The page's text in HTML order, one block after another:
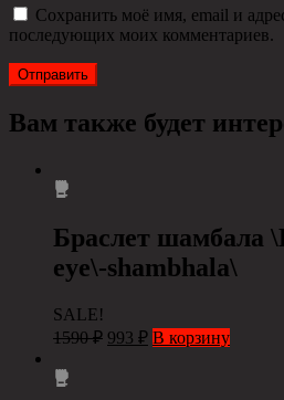
Сохранить моё имя, email и
последующих моих комментариев.
Вам также будет
Браслет шамбала
eye\-shambhala\
SALE!
1590₽ 993 ₽ В корзину